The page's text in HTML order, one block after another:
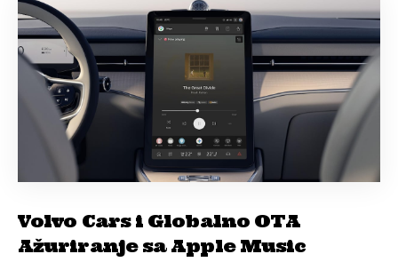
Volvo Cars i Globalno OTA
Ažuriranje sa Apple Music